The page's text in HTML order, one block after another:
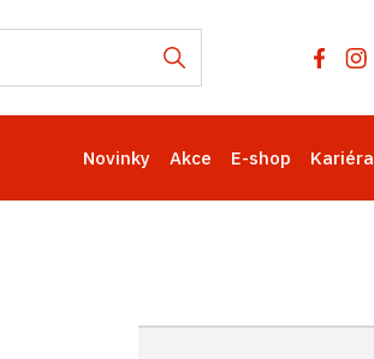
Novinky Akce E-shop Kariéra